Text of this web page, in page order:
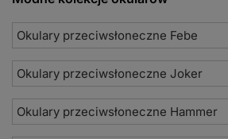
Okulary przeciwsłoneczne Febe
Okulary przeciwsłoneczne Joker
Okulary przeciwsłoneczne Hammer